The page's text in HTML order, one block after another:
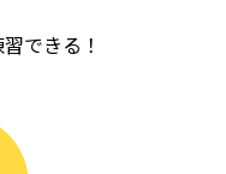
できる！